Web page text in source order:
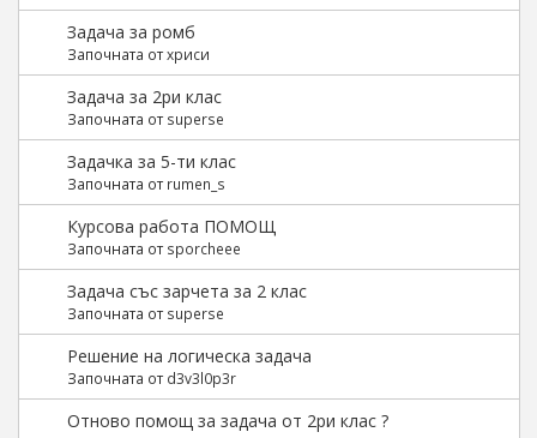
Задача за ромб
Започната отхриси
Задача за 2ри клас
Започната от superse
Задачка за 5-ти клас
Започната от rumen_s
Курсова работа ПОМОЩ
Започната от sporcheee
Задача със зарчета за 2 клас
Започната от superse
Решение на логическа задача
Започната от d3v3l0p3r
Отново помощ за задача от 2ри клас ?